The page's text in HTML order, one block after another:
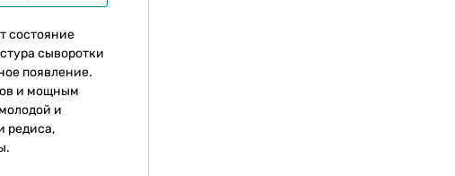
состояние
сыворотки
появление.
и мощным
и
редиса,